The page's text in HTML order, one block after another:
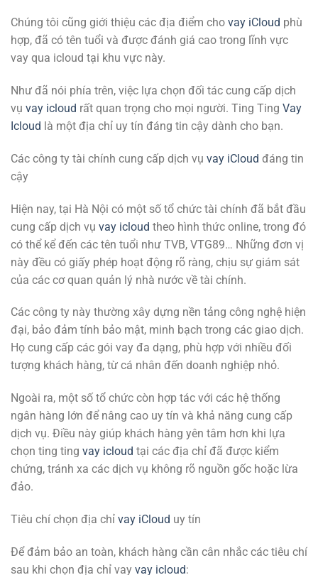
Chúng tôi cũng giới thiệu các địa điểm cho vay iCloud phù
hợp, đã có tên tuổi và được đánh giá cao trong lĩnh vực
vay qua icloud tại khu vực này.
Như đã nói phía trên, việc lựa chọn đối tác cung cấp dịch
vụ vay icloud rất quan trọng cho mọi người. Ting Ting Vay
Icloud là một địa chỉ uy tín đáng tin cậy dành cho bạn.
Các công ty tài chính cung cấp dịch vụ vay iCloud đáng tin
cậy
Hiện nay, tại Hà Nội có một số tổ chức tài chính đã bắt đầu
cung cấp dịch vụ vay icloud theo hình thức online, trong đó
có thể kể đến các tên tuổi như TVB, VTG89… Những đơn vị
này đều có giấy phép hoạt động rõ ràng, chịu sự giám sát
của các cơ quan quản lý nhà nước về tài chính.
Các công ty này thường xây dựng nền tảng công nghệ hiện
đại, bảo đảm tính bảo mật, minh bạch trong các giao dịch.
Họ cung cấp các gói vay đa dạng, phù hợp với nhiều đối
tượng khách hàng, từ cá nhân đến doanh nghiệp nhỏ.
Ngoài ra, một số tổ chức còn hợp tác với các hệ thống
ngân hàng lớn để nâng cao uy tín và khả năng cung cấp
dịch vụ. Điều này giúp khách hàng yên tâm hơn khi lựa
chọn ting ting vay icloud tại các địa chỉ đã được kiểm
chứng, tránh xa các dịch vụ không rõ nguồn gốc hoặc lừa
đảo.
Tiêu chí chọn địa chỉ vay iCloud uy tín
Để đảm bảo an toàn, khách hàng cần cân nhắc các tiêu chí
sau khi chọn địa chỉ vay vay icloud: